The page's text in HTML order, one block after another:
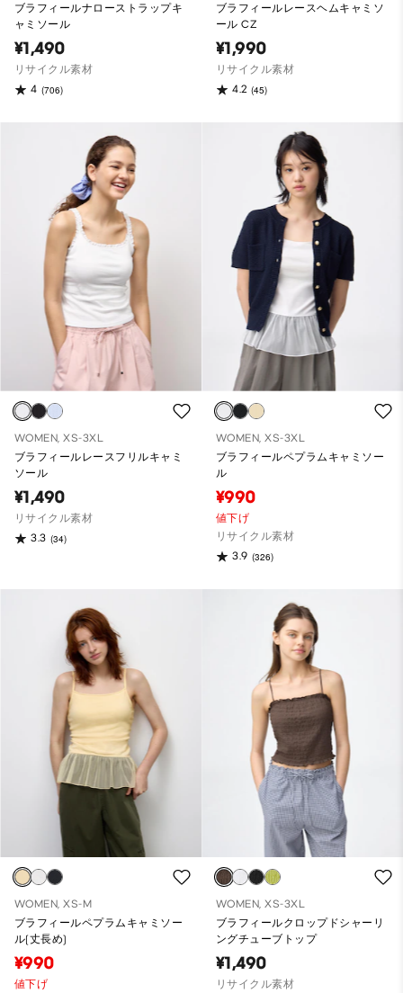
ブラフィールナローストラップキ
ャミソール
¥1,490
リサイクル素材
4 (706)
ブラフィールレースヘムキャミソ
ール CZ
¥1,990
リサイクル素材
4.2 (45)
WOMEN, XS-3XL
ブラフィールレースフリルキャミ
ソール
¥1,490
リサイクル素材
3.3 (34)
WOMEN, XS-3XL
ブラフィールペプラムキャミソー
ル
¥990
値下げ
リサイクル素材
3.9 (326)
WOMEN, XS-M
ブラフィールペプラムキャミソー
ル(丈長め)
¥990
値下げ
WOMEN, XS-3XL
ブラフィールクロップドシャーリ
ングチューブトップ
¥1,490
リサイクル素材